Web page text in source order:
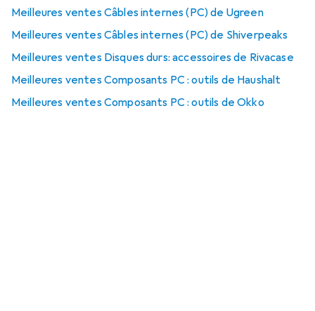
Meilleures ventes Câbles internes (PC) de Ugreen
Meilleures ventes Câbles internes (PC) de Shiverpeaks
Meilleures ventes Disques durs: accessoires de Rivacase
Meilleures ventes Composants PC : outils de Haushalt
Meilleures ventes Composants PC : outils de Okko